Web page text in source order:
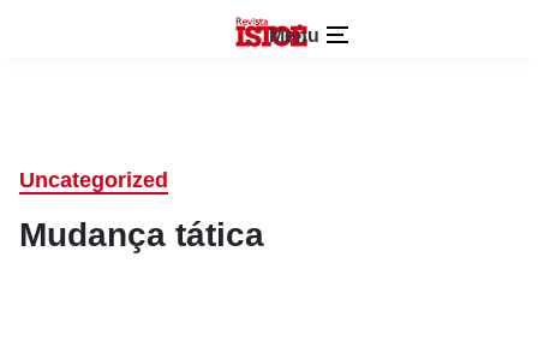
Menu
Uncategorized
Mudança tática